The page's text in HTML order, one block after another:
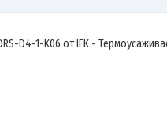
D4-1-K06 от IEK -